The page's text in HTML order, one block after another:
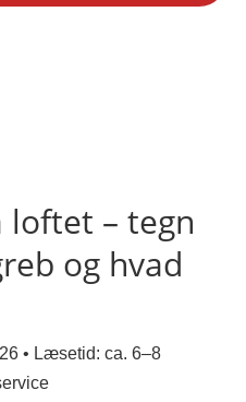
loftet – tegn
og hvad
• Læsetid: ca. 6–8